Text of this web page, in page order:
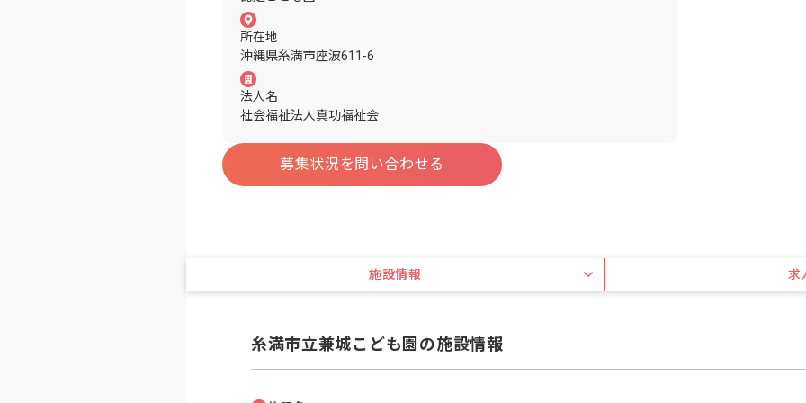
所在地
沖縄県糸満市座波611-6
法人名
社会福祉法人真功福祉会
募集状況を問い合わせる
施設情報 求
糸満市立兼城こども園の施設情報